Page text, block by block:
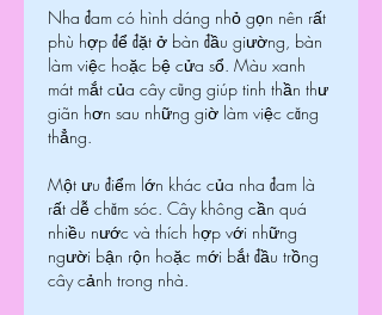
Nha đam có hình dáng nhỏ gọn nên rất
phù hợp để đặt ở bàn đầu giường, bàn
làm việc hoặc bệ cửa sổ. Màu xanh
mát mắt của cây cũng giúp tinh thần thư
giãn hơn sau những giờ làm việc căng
thẳng.
Một ưu điểm lớn khác của nha đam là
rất dễ chăm sóc. Cây không cần quá
nhiều nước và thích hợp với những
người bận rộn hoặc mới bắt đầu trồng
cây cảnh trong nhà.